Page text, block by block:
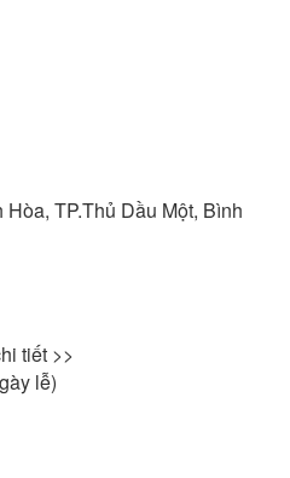
TP.Thủ Dầu Một, Bình
tiết >>
lễ)